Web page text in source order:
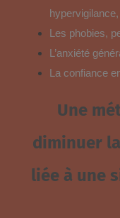
Les phobies,
L’anxiété
La confiance
Une
diminuer
liée à une